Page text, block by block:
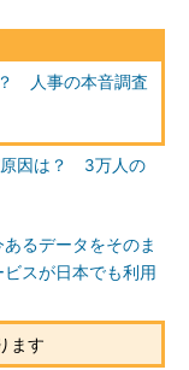
人事の本音調査
原因は？ 3万人の
るデータをそのま
スが日本でも利用
ます